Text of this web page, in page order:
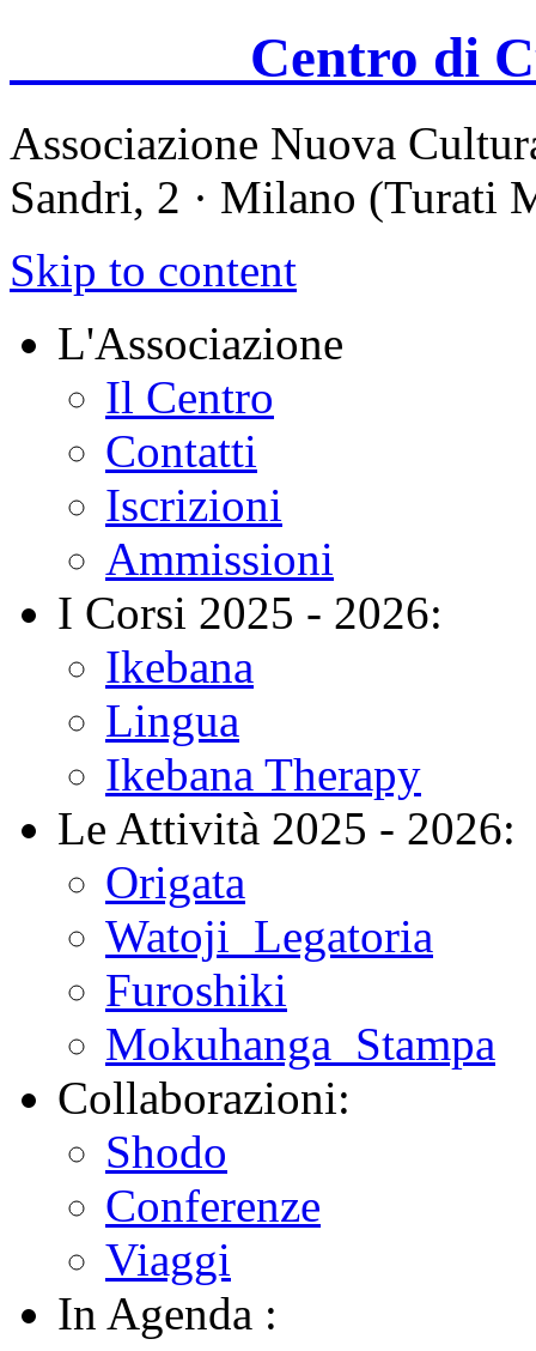
Centro di
Associazione Nuova
Sandri, 2 · Milano (Turati
Skip to content
L'Associazione
Il Centro
Contatti
Iscrizioni
Ammissioni
I Corsi 2025 - 2026:
Ikebana
Lingua
Ikebana Therapy
Le Attività 2025 - 2026:
Origata
Watoji_Legatoria
Furoshiki
Mokuhanga_Stampa
Collaborazioni:
Shodo
Conferenze
Viaggi
In Agenda :